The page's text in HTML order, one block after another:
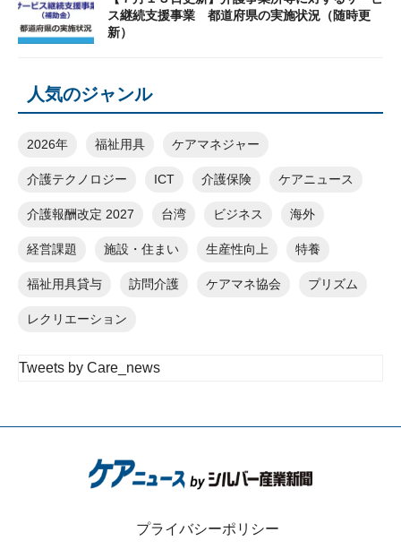
ス継続支援事業 都道府県の実施状況（随時更
新）
人気のジャンル
2026年 福祉用具 ケアマネジャー
介護テクノロジー ICT 介護保険 ケアニュース
介護報酬改定 2027 台湾 ビジネス 海外
経営課題 施設・住まい 生産性向上 特養
福祉用具貸与 訪問介護 ケアマネ協会 プリズム
レクリエーション
Tweets by Care_news
プライバシーポリシー